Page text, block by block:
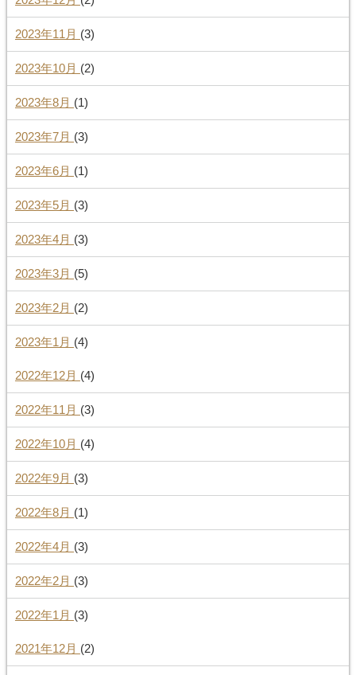
2023年11月 (3)
2023年10月 (2)
2023年8月 (1)
2023年7月 (3)
2023年6月 (1)
2023年5月 (3)
2023年4月 (3)
2023年3月 (5)
2023年2月 (2)
2023年1月 (4)
2022年12月 (4)
2022年11月 (3)
2022年10月 (4)
2022年9月 (3)
2022年8月 (1)
2022年4月 (3)
2022年2月 (3)
2022年1月 (3)
2021年12月 (2)